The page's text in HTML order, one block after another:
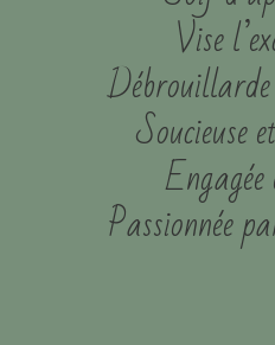
Vise
Soucieuse
Passionnée